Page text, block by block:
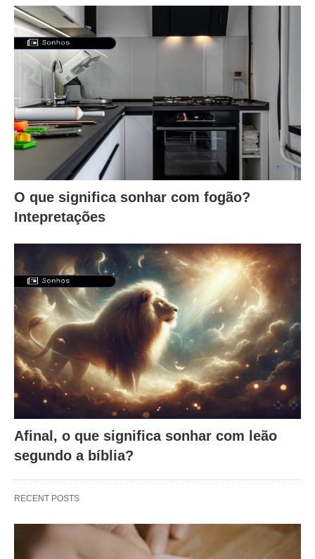
O que significa sonhar com fogão?
Intepretações
Afinal, o que significa sonhar com leão
segundo a bíblia?
RECENT POSTS